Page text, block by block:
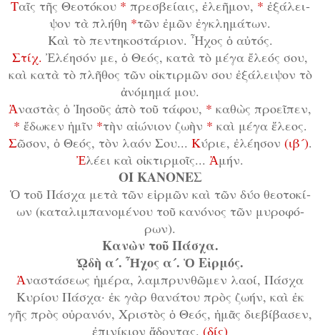
Ταῖς τῆς Θε­ο­τό­κου * πρε­σβε­ί­αις, ἐ­λε­ῆ­μον, * ἐ­ξά­λει­
ψον τὰ πλή­θη *τῶν ἐ­μῶν ἐγ­κλη­μά­των.
Καὶ τὸ πεν­τη­κο­στά­ρι­ον. Ἦ­χος ὁ αὐ­τός.
Στίχ. Ἐ­λέ­η­σόν με, ὁ Θε­ός, κα­τὰ τὸ μέ­γα ἔ­λε­ός σου,
καὶ κα­τὰ τὸ πλῆ­θος τῶν οἰ­κτιρ­μῶν σου ἐ­ξά­λει­ψον τὸ
ἀ­νό­μη­μά μου.
Ἀ­να­στὰς ὁ Ἰ­η­σοῦς ἀ­πὸ τοῦ τά­φου, * κα­θὼς προ­εῖ­πεν,
* ἔ­δω­κεν ἡ­μῖν *τὴν αἰ­ώ­νι­ον ζω­ὴν * καὶ μέ­γα ἔ­λε­ος.
Σῶ­σον, ὁ Θε­ός, τὸν λα­όν Σου... Κύριε, ἐ­λέ­η­σον (ιβ´).
Ἐ­λέ­ει καὶ οἰ­κτιρ­μοῖς... Ἀμήν.
ΟΙ ΚΑΝΟΝΕΣ
Ὁ τοῦ Πά­σχα με­τὰ τῶν εἱρ­μῶν καὶ τῶν δύ­ο θε­ο­το­κί­
ων (κα­τα­λιμ­πα­νο­μέ­νου τοῦ κα­νό­νος τῶν μυ­ρο­φό­
ρων).
Κα­νὼν τοῦ Πά­σχα.
ᾨ­δὴ α´. Ἦ­χος α´. Ὁ Εἱρ­μός.
Ἀ­να­στά­σε­ως ἡ­μέ­ρα, λαμ­πρυν­θῶ­μεν λα­οί, Πά­σχα
Κυ­ρί­ου Πά­σχα· ἐκ γὰρ θα­νά­του πρὸς ζω­ήν, καὶ ἐκ
γῆς πρὸς οὐ­ρα­νόν, Χρι­στὸς ὁ Θε­ός, ἡ­μᾶς δι­ε­βί­βα­σεν,
ἐ­πι­νί­κι­ον ᾄ­δον­τας. (δίς)